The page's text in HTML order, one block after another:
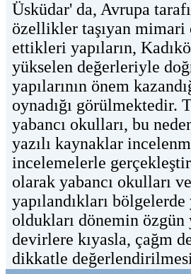
Üsküdar' da, Avrupa
özellikler taşıyan
ettikleri yapıların,
yükselen değerleriyle
yapılarının önem
oynadığı görülmektedir.
yabancı okulları, bu
yazılı kaynaklar
incelemelerle
olarak yabancı okulları
yapılandıkları
oldukları dönemin özgün
devirlere kıyasla, çağm
dikkatle